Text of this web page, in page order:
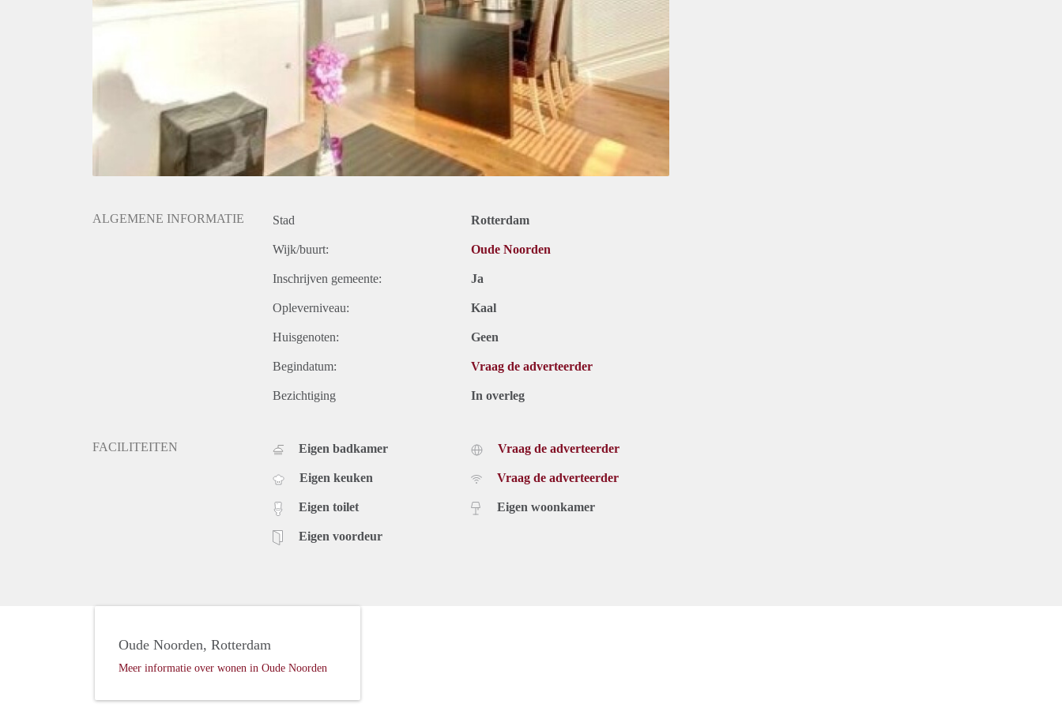
ALGEMENE INFORMATIE Stad Rotterdam
Wijk/buurt: Oude Noorden
Inschrijven gemeente: Ja
Opleverniveau: Kaal
Huisgenoten: Geen
Begindatum: Vraag de adverteerder
Bezichtiging In overleg
FACILITEITEN Eigen badkamer
Eigen keuken
Eigen toilet
Eigen voordeur
Vraag de adverteerder
Vraag de adverteerder
Eigen woonkamer
Oude Noorden, Rotterdam
Meer informatie over wonen in Oude Noorden